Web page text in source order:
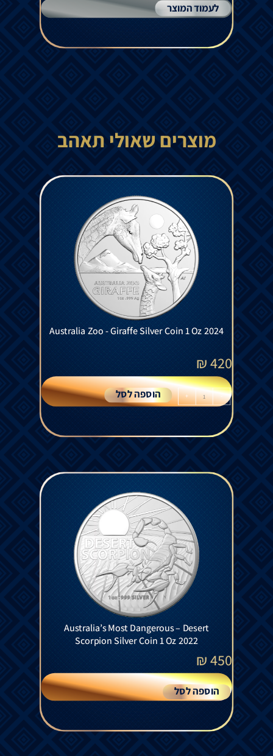
לעמוד המוצר
מוצרים שאולי תאהב
Australia Zoo - Giraffe Silver Coin 1 Oz 2024
420
₪
-
+ הוספה לסל
Australia’s Most Dangerous – Desert
Scorpion Silver Coin 1 Oz 2022
450
₪
הוספה לסל